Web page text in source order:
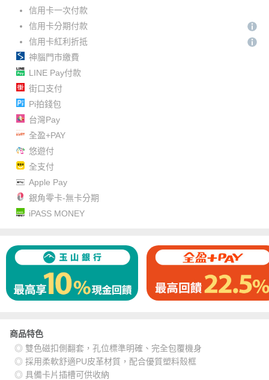
信用卡一次付款
信用卡分期付款
信用卡紅利折抵
神腦門市繳費
LINE Pay付款
街口支付
Pi拍錢包
台灣Pay
全盈+PAY
悠遊付
全支付
Apple Pay
銀角零卡-無卡分期
iPASS MONEY
商品特色
◎ 雙色磁扣側翻套，孔位標準明確、完全包覆機身
◎ 採用柔軟舒適PU皮革材質，配合優質塑料殼框
◎ 具備卡片插槽可供收納